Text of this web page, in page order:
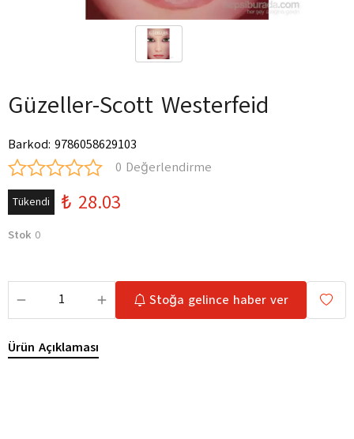
Güzeller-Scott Westerfeid
Barkod: 9786058629103
0 Değerlendirme
Tükendi ₺ 28.03
Stok 0
Stoğa gelince haber ver
Ürün Açıklaması